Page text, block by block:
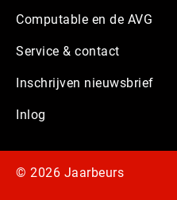
Computable en de AVG
Service & contact
Inschrijven nieuwsbrief
Inlog
© 2026 Jaarbeurs